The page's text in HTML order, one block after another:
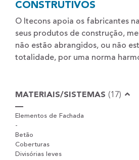
CONSTRUTIVOS
O Itecons apoia os fabricantes
seus produtos de construção,
não estão abrangidos, ou não
totalidade, por uma norma
MATERIAIS/SISTEMAS (17)
Elementos de Fachada
-
Betão
Coberturas
Divisórias leves